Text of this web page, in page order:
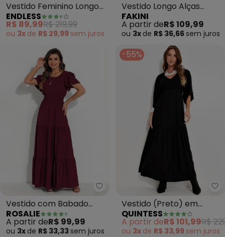
Vestido Feminino Longo
(Laranja)
ENDLESS
R$ 89,99R$ 219,99
ou 3x de R$ 29,99 sem juros
Vestido Longo Alças
(Rosa)
FAKINI
A partir deR$ 109,99
ou 3x de R$ 36,66 sem juros
Rosalie - Vestido com Babado
Vestido com Babado
(Bordô)
ROSALIE
A partir deR$ 99,99
ou 3x de R$ 33,33 sem juros
-55%
Vestido (Preto) em
Viscose Plana Sarjada
QUINTESS
A partir deR$ 101,99R$
ou 3x de R$ 33,99 sem juros